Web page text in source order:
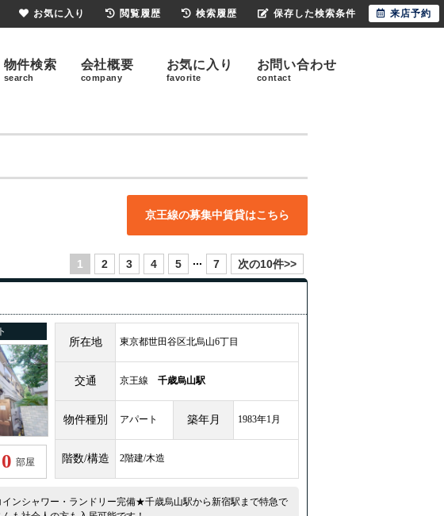
物件検索
search
会社概要
company
お気に入り
favorite
お問い合わせ
contact
京王線の募集中賃貸はこちら
1 2 3 4 5 ... 7 次の10件>>
0 部屋
所在地 東京都世田谷区北烏山6丁目
交通 京王線 千歳烏山駅
物件種別 アパート 築年月 1983年1月
階数/構造 2階建/木造
ンシャワー・ランドリー完備★千歳烏山駅から新宿駅まで特急で
お気に入り 閲覧履歴 検索履歴 保存した検索条件 来店予約